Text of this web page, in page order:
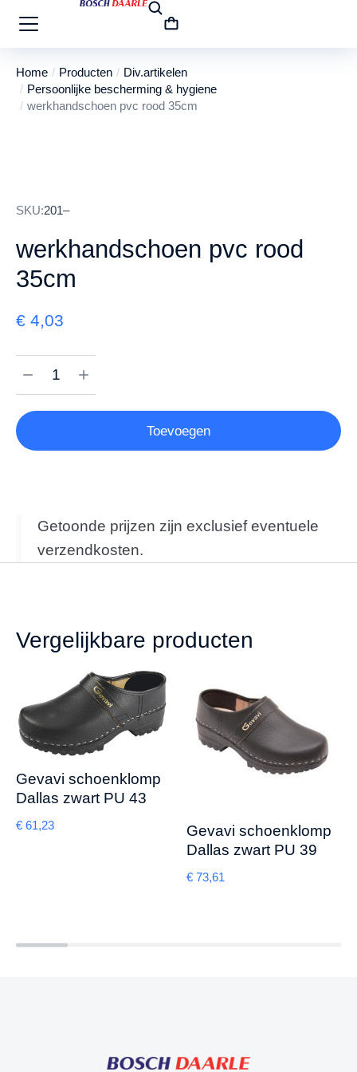
Je bent hier:
Home Producten
Div.artikelen
Persoonlijke bescherming & hygiene
werkhandschoen pvc rood 35cm
SKU:201–
werkhandschoen pvc rood
35cm
€ 4,03
Toevoegen
Getoonde prijzen zijn exclusief eventuele
verzendkosten.
Vergelijkbare producten
Gevavi schoenklomp
Dallas zwart PU 43
€ 61,23
Gevavi schoenklomp
Dallas zwart PU 39
€ 73,61